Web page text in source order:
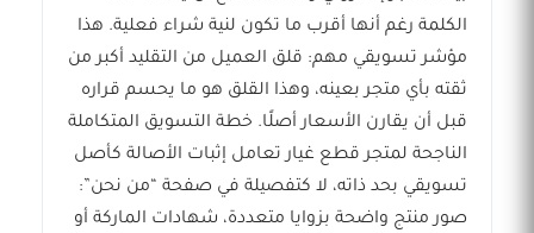
الكلمة رغم أنها أقرب ما تكون لنية شراء فعلية. هذا
مؤشر تسويقي مهم: قلق العميل من التقليد أكبر من
ثقته بأي متجر بعينه، وهذا القلق هو ما يحسم قراره
قبل أن يقارن الأسعار أصلًا. خطة التسويق المتكاملة
الناجحة لمتجر قطع غيار تعامل إثبات الأصالة كأصل
تسويقي بحد ذاته، لا كتفصيلة في صفحة “من نحن”:
صور منتج واضحة بزوايا متعددة، شهادات الماركة أو